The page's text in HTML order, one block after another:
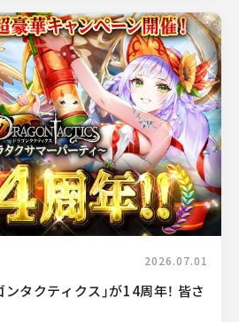
2026.07.01
タクティクス」が14周年！ 皆さ